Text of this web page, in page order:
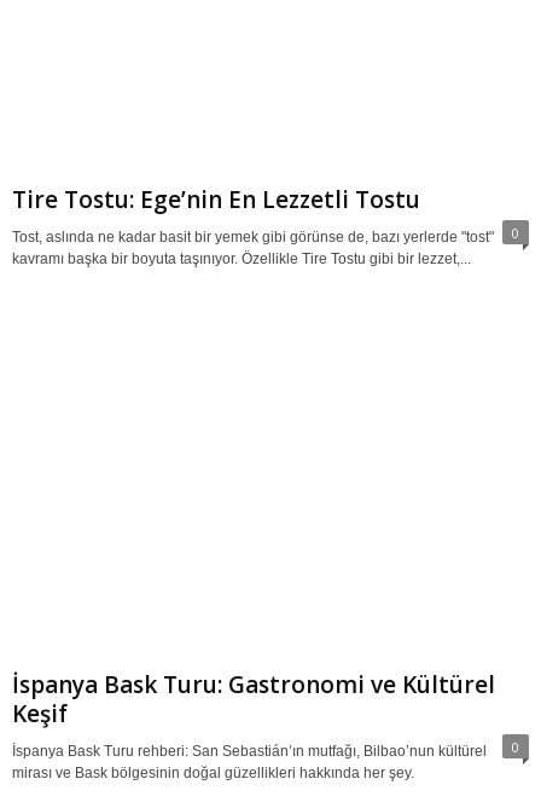
Tire Tostu: Ege’nin En Lezzetli Tostu
0
Tost, aslında ne kadar basit bir yemek gibi görünse de, bazı yerlerde "tost"
kavramı başka bir boyuta taşınıyor. Özellikle Tire Tostu gibi bir lezzet,...
İspanya Bask Turu: Gastronomi ve Kültürel
Keşif
0
İspanya Bask Turu rehberi: San Sebastián’ın mutfağı, Bilbao’nun kültürel
mirası ve Bask bölgesinin doğal güzellikleri hakkında her şey.